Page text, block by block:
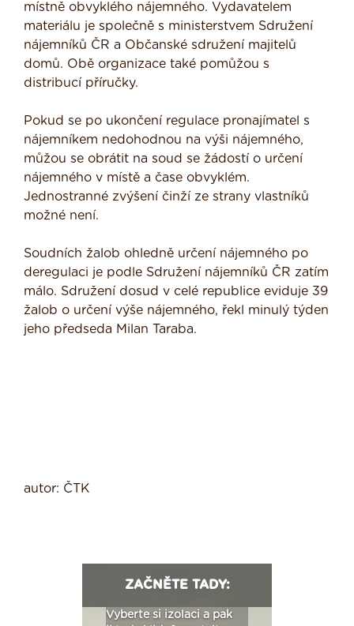
místně obvyklého nájemného. Vydavatelem
materiálu je společně s ministerstvem Sdružení
nájemníků ČR a Občanské sdružení majitelů
domů. Obě organizace také pomůžou s
distribucí příručky.
Pokud se po ukončení regulace pronajímatel s
nájemníkem nedohodnou na výši nájemného,
můžou se obrátit na soud se žádostí o určení
nájemného v místě a čase obvyklém.
Jednostranné zvýšení činží ze strany vlastníků
možné není.
Soudních žalob ohledně určení nájemného po
deregulaci je podle Sdružení nájemníků ČR zatím
málo. Sdružení dosud v celé republice eviduje 39
žalob o určení výše nájemného, řekl minulý týden
jeho předseda Milan Taraba.
autor: ČTK
ZAČNĚTE TADY:
Vyberte si izolaci a pak